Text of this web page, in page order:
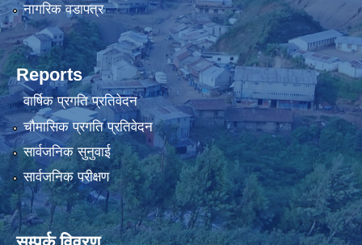
नागरिक वडापत्र
Reports
वार्षिक प्रगति प्रतिवेदन
चौमासिक प्रगति प्रतिवेदन
सार्वजनिक सुनुवाई
सार्वजनिक परीक्षण